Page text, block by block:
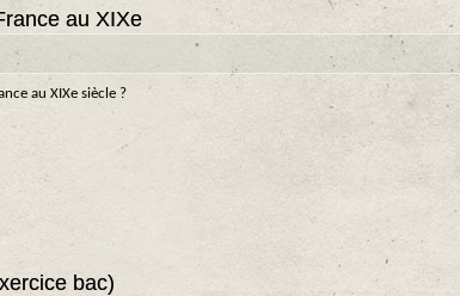
au XIXe
au XIXe siècle ?
bac)